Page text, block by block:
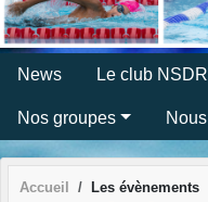
News Le club NSDR
Nos groupes
Accueil Les évènements